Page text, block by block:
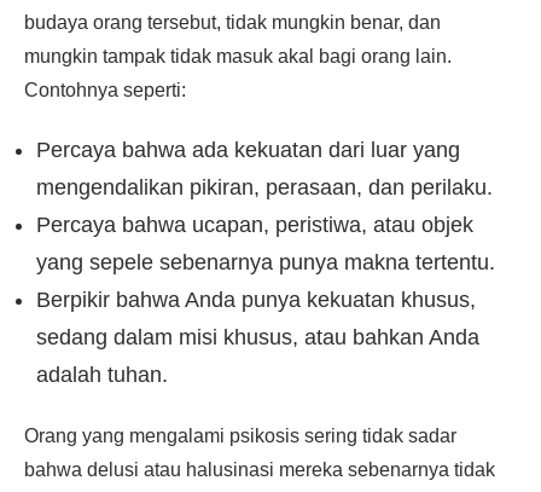
budaya orang tersebut, tidak mungkin benar, dan
mungkin tampak tidak masuk akal bagi orang lain.
Contohnya seperti:
Percaya bahwa ada kekuatan dari luar yang
mengendalikan pikiran, perasaan, dan perilaku.
Percaya bahwa ucapan, peristiwa, atau objek
yang sepele sebenarnya punya makna tertentu.
Berpikir bahwa Anda punya kekuatan khusus,
sedang dalam misi khusus, atau bahkan Anda
adalah tuhan.
Orang yang mengalami psikosis sering tidak sadar
bahwa delusi atau halusinasi mereka sebenarnya tidak